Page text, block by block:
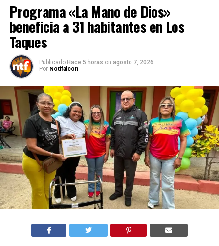
Programa «La Mano de Dios»
beneficia a 31 habitantes en Los
Taques
Publicado Hace 5 horas on agosto 7, 2026
Por Notifalcon